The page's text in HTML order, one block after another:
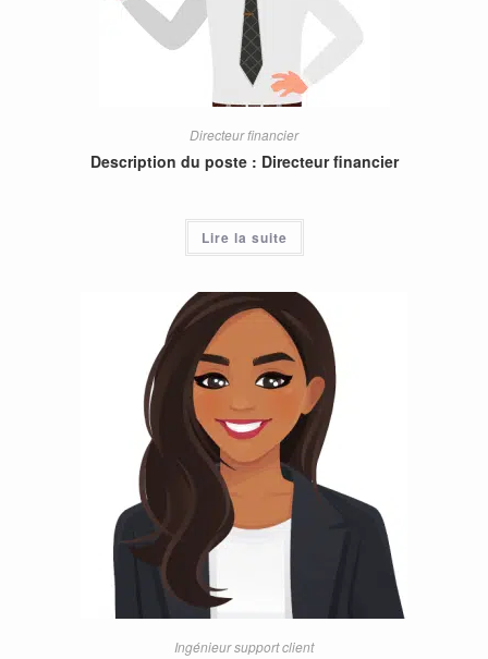
Directeur financier
Description du poste : Directeur financier
Lire la suite
Ingénieur support client